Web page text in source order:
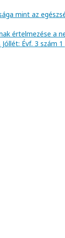
mint az
értelmezése a
Évf. 3 szám 1